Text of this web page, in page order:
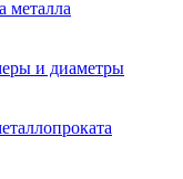
металла
и диаметры